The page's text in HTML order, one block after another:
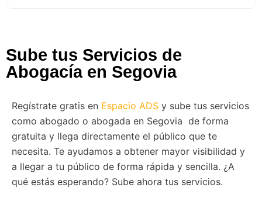
Sube tus Servicios de
Abogacía en Segovia
Regístrate gratis en Espacio ADS y sube tus servicios
como abogado o abogada en Segovia de forma
gratuita y llega directamente el público que te
necesita. Te ayudamos a obtener mayor visibilidad y
a llegar a tu público de forma rápida y sencilla. ¿A
qué estás esperando? Sube ahora tus servicios.